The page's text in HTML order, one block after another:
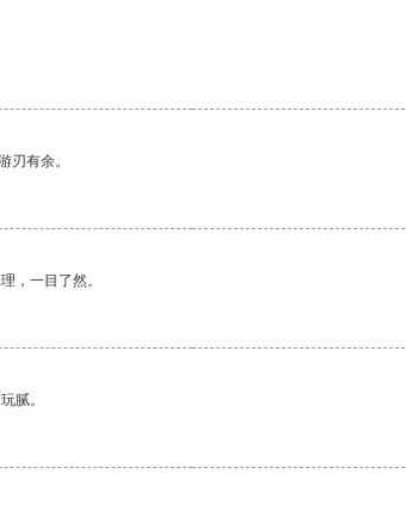
刃有余。
，一目了然。
腻。